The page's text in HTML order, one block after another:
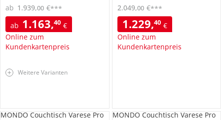
ab 1.163,40 €
Online zum
Kundenkartenpreis
ab 1.939,00 €***
Weitere Varianten
1.229,40 €
Online zum
Kundenkartenpreis
2.049,00 €***
MONDO Couchtisch Varese Pro MONDO Couchtisch Varese Pro